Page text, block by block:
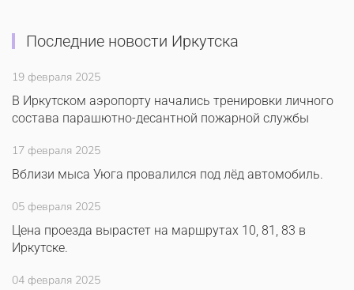
Последние новости Иркутска
19 февраля 2025
В Иркутском аэропорту начались тренировки личного
состава парашютно-десантной пожарной службы
17 февраля 2025
Вблизи мыса Уюга провалился под лёд автомобиль.
05 февраля 2025
Цена проезда вырастет на маршрутах 10, 81, 83 в
Иркутске.
04 февраля 2025